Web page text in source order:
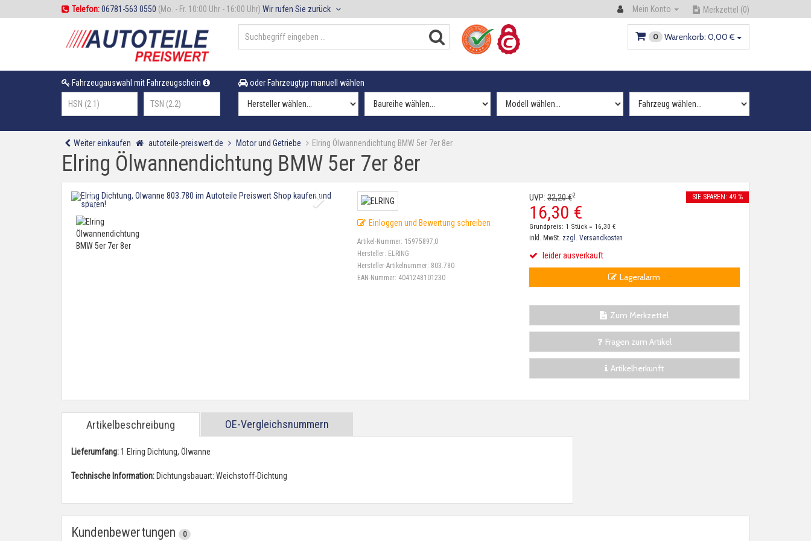
Telefon:06781-563 0550 (Mo. - Fr. 10:00 Uhr - 16:00 Uhr) Wir rufen Sie zurück Mein Konto Merkzettel (0)
0 Warenkorb: 0,00 €
Fahrzeugauswahl mit Fahrzeugschein oder Fahrzeugtyp manuell wählen
Weiter einkaufen autoteile-preiswert.de Motor und Getriebe Elring Ölwannendichtung BMW 5er 7er 8er
Elring Ölwannendichtung BMW 5er 7er 8er
Einloggen und Bewertung schreiben
Artikel-Nummer: 15975897;0
Hersteller: ELRING
Hersteller-Artikelnummer: 803.780
EAN-Nummer: 4041248101230
UVP:32,20€2
16,30 €
SIE SPAREN: 49 %
Grundpreis: 1 Stück = 16,30 €
inkl. MwSt. zzgl. Versandkosten
leider ausverkauft
Lageralarm
Zum Merkzettel
Fragen zum Artikel
Artikelherkunft
Artikelbeschreibung OE-Vergleichsnummern
Lieferumfang:1 Elring Dichtung, Ölwanne
Technische Information: Dichtungsbauart: Weichstoff-Dichtung
Kundenbewertungen 0